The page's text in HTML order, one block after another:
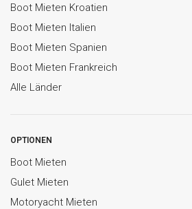
Boot Mieten Kroatien
Boot Mieten Italien
Boot Mieten Spanien
Boot Mieten Frankreich
Alle Länder
OPTIONEN
Boot Mieten
Gulet Mieten
Motoryacht Mieten